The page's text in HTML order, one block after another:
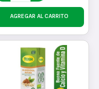
AGREGAR AL CARRITO